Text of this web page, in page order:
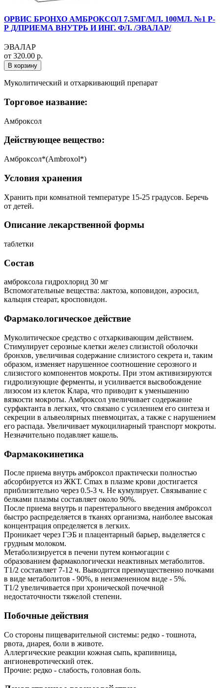
ОРВИС БРОНХО АМБРОКСОЛ 7,5МГ/МЛ. 100МЛ. №1 Р-
Р Д/ПРИЕМА ВНУТРЬ И ИНГ. ФЛ. /ЭВАЛАР/
ЭВАЛАР
от 320.00 р.
В корзину
Муколитический и отхаркивающий препарат
Торговое название:
Амброксол
Действующее вещество:
Амброксол*(Ambroxol*)
Условия хранения
Хранить при комнатной температуре 15-25 градусов. Беречь
от детей.
Описание лекарственной формы
таблетки
Состав
амброксола гидрохлорид 30 мг
Вспомогательные вещества: лактоза, коповидон, аэросил,
кальция стеарат, кросповидон.
Фармакологическое действие
Муколитическое средство с отхаркивающим действием.
Стимулирует серозные клетки желез слизистой оболочки
бронхов, увеличивая содержание слизистого секрета и, таким
образом, изменяет нарушенное соотношение серозного и
слизистого компонентов мокроты. При этом активизируются
гидролизующие ферменты, и усиливается высвобождение
лизосом из клеток Клара, что приводит к уменьшению
вязкости мокроты. Амброксол увеличивает содержание
сурфактанта в легких, что связано с усилением его синтеза и
секреции в альвеолярных пневмоцитах, а также с нарушением
его распада. Увеличивает мукоцилиарный транспорт мокроты.
Незначительно подавляет кашель.
Фармакокинетика
После приема внутрь амброксол практически полностью
абсорбируется из ЖКТ. Cmax в плазме крови достигается
приблизительно через 0.5-3 ч. Не кумулирует. Связывание с
белками плазмы составляет около 90%.
После приема внутрь и парентерального введения амброксол
быстро распределяется в тканях организма, наиболее высокая
концентрация определяется в легких.
Проникает через ГЭБ и плацентарный барьер, выделяется с
грудным молоком.
Метаболизируется в печени путем конъюгации с
образованием фармакологически неактивных метаболитов.
T1/2 составляет 7-12 ч. Выводится преимущественно почками
в виде метаболитов - 90%, в неизмененном виде - 5%.
T1/2 увеличивается при хронической почечной
недостаточности тяжелой степени.
Побочные действия
Со стороны пищеварительной системы: редко - тошнота,
рвота, диарея, боли в животе.
Аллергические реакции кожная сыпь, крапивница,
ангионевротический отек.
Прочие: редко - слабость, головная боль.